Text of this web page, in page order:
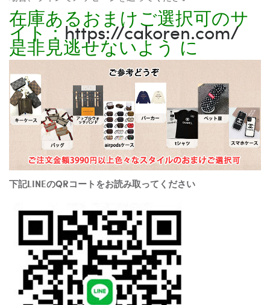
在庫あるおまけご選択可のサ
イト：https://cakoren.com/
是非見逃せないよう に
下記LINEのQRコートをお読み取ってください